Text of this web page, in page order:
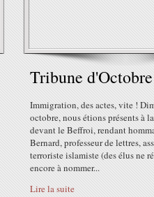
Tribune
Immigration, des actes, vite !
octobre, nous étions présents à
devant le Beffroi, rendant
Bernard, professeur de lettres,
terroriste islamiste (des élus ne
encore à nommer...
Lire la suite